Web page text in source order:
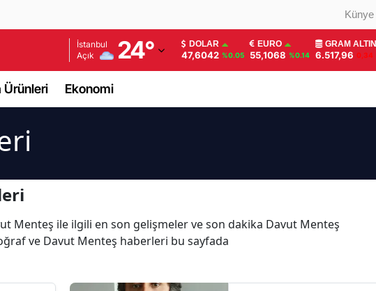
Künye
İstanbul
Açık
24°
Adana
Adıyaman
Afyonkarahisar
Ankara
Artvin
DOLAR
47,6042 %0.05
EURO
55,1068 %0.14
GRAM ALTIN
6.517,96 0,34
Ürünleri Ekonomi
Menteş ile ilgili en son gelişmeler ve son dakika Davut Menteş
ve Davut Menteş haberleri bu sayfada